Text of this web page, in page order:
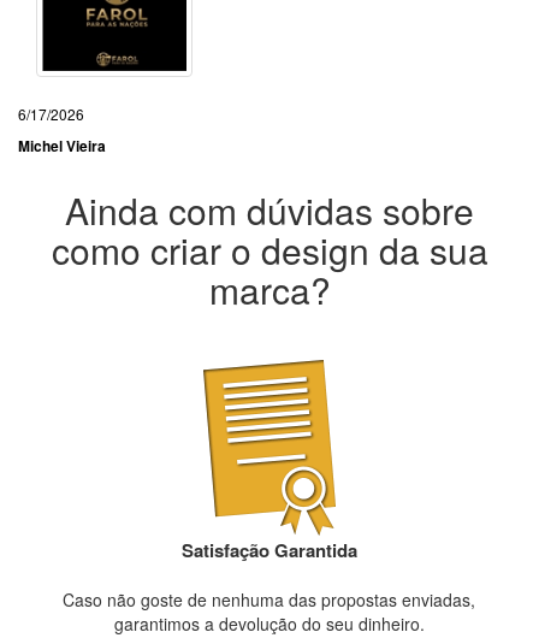
6/17/2026
Michel Vieira
Ainda com dúvidas sobre
como criar o design da sua
marca?
Satisfação Garantida
Caso não goste de nenhuma das propostas enviadas,
garantimos a devolução do seu dinheiro.